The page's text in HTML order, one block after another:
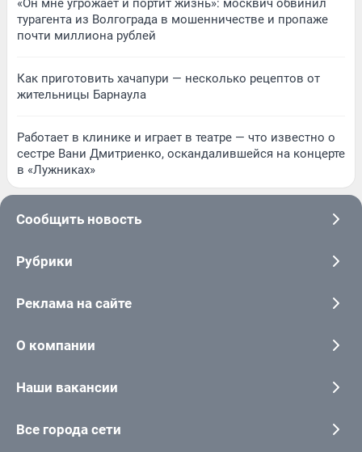
«Он мне угрожает и портит жизнь»: москвич обвинил
турагента из Волгограда в мошенничестве и пропаже
почти миллиона рублей
Как приготовить хачапури — несколько рецептов от
жительницы Барнаула
Работает в клинике и играет в театре — что известно о
сестре Вани Дмитриенко, оскандалившейся на концерте
в «Лужниках»
Сообщить новость
Рубрики
Реклама на сайте
О компании
Наши вакансии
Все города сети